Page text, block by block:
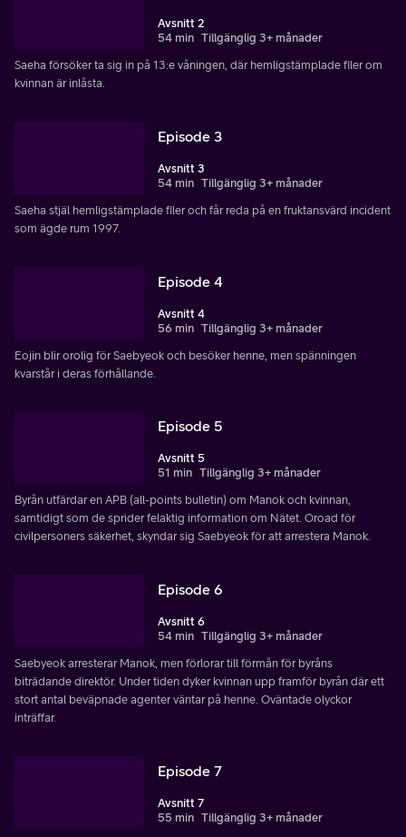
Avsnitt 2
54 min Tillgänglig 3+ månader
Saeha försöker ta sig in på 13:e våningen, där hemligstämplade filer om
kvinnan är inlåsta.
Episode 3
Avsnitt 3
54 min Tillgänglig 3+ månader
Saeha stjäl hemligstämplade filer och får reda på en fruktansvärd incident
som ägde rum 1997.
Episode 4
Avsnitt 4
56 min Tillgänglig 3+ månader
Eojin blir orolig för Saebyeok och besöker henne, men spänningen
kvarstår i deras förhållande.
Episode 5
Avsnitt 5
51 min Tillgänglig 3+ månader
Byrån utfärdar en APB (all-points bulletin) om Manok och kvinnan,
samtidigt som de sprider felaktig information om Nätet. Oroad för
civilpersoners säkerhet, skyndar sig Saebyeok för att arrestera Manok.
Episode 6
Avsnitt 6
54 min Tillgänglig 3+ månader
Saebyeok arresterar Manok, men förlorar till förmån för byråns
biträdande direktör. Under tiden dyker kvinnan upp framför byrån där ett
stort antal beväpnade agenter väntar på henne. Oväntade olyckor
inträffar.
Episode 7
Avsnitt 7
55 min Tillgänglig 3+ månader